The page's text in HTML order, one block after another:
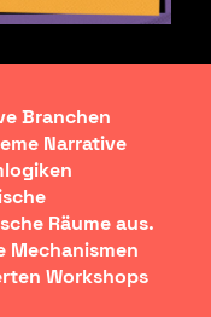
Branchen
Narrative
Räume aus.
Mechanismen
Workshops